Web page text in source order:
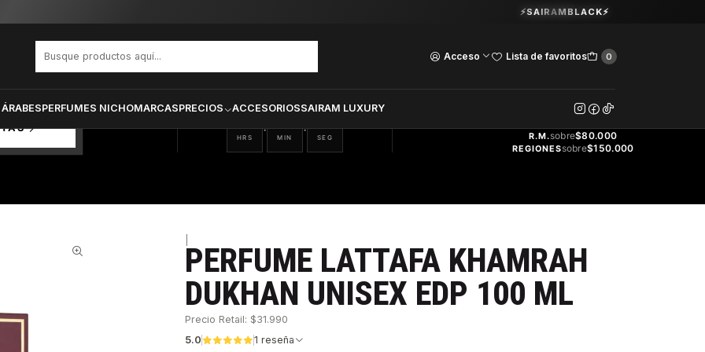
Acceso Lista de favoritos 0
PERFUMES NICHOMARCASPRECIOS ACCESORIOSSAIRAM LUXURY
Guardia Vieja 202. Oficina 102.Ver Horarios
⚡SAIRAMBLACK⚡
DUKHAN UNISEX EDP 100 ML
14
HRS
: 00
MIN
: 57
SEG
GRATIS
R.M.sobre$80.000
REGIONESsobre$150.000
PERFUME LATTAFA KHAMRAH
DUKHAN UNISEX EDP 100 ML
Precio Retail: $31.990
5.0
1 reseña